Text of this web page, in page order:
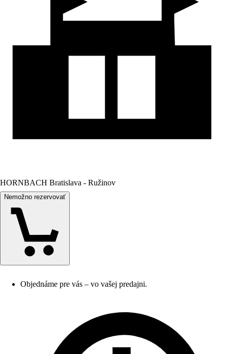
HORNBACH Bratislava - Ružinov
Nemožno rezervovať
Objednáme pre vás – vo vašej predajni.